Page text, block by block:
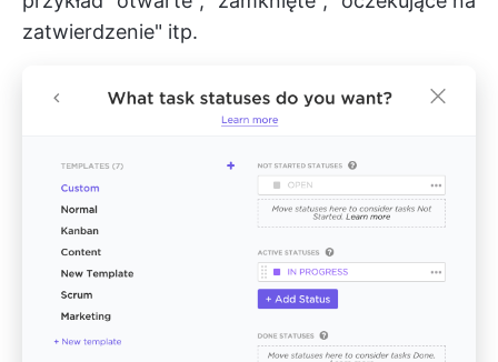
zatwierdzenie" itp.